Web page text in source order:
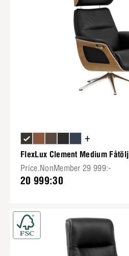
+
FlexLux Clement Medium Fåtölj
Price.NonMember 29 999:-
20 999:30